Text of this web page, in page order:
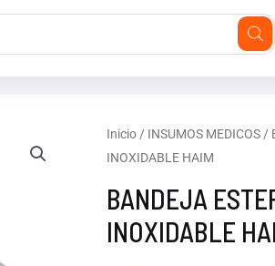
Inicio/ INSUMOS MEDICOS/
INOXIDABLE HAIM
BANDEJA
INOXIDABLE